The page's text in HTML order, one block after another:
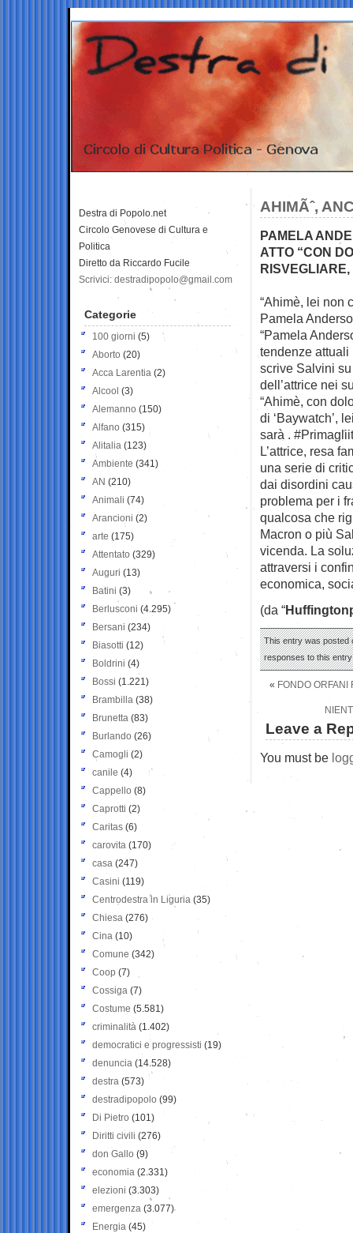
AHIMÃˆ,
PAMELA
ATTO “CON
RISVEGLIARE,
“Ahimè, lei non
Pamela
“Pamela
tendenze attuali
scrive Salvini
dell’attrice nei
“Ahimè, con
di ‘Baywatch’,
sarà .
L’attrice, resa
una serie di
dai disordini
problema per i
qualcosa che
Macron o più
vicenda. La
attraversi i
economica,
(da “
This entry was posted
responses to this
« FONDO ORFANI
Leave a
You must be
Destra di Popolo.net
Circolo Genovese di Cultura e
Politica
Diretto da Riccardo Fucile
Scrivici: destradipopolo@gmail.com
Categorie
100 giorni (5)
Aborto (20)
Acca Larentia (2)
Alcool (3)
Alemanno (150)
Alfano (315)
Alitalia (123)
Ambiente (341)
AN (210)
Animali (74)
Arancioni (2)
arte (175)
Attentato (329)
Auguri (13)
Batini (3)
Berlusconi (4.295)
Bersani (234)
Biasotti (12)
Boldrini (4)
Bossi (1.221)
Brambilla (38)
Brunetta (83)
Burlando (26)
Camogli (2)
canile (4)
Cappello (8)
Caprotti (2)
Caritas (6)
carovita (170)
casa (247)
Casini (119)
Centrodestra in Liguria (35)
Chiesa (276)
Cina (10)
Comune (342)
Coop (7)
Cossiga (7)
Costume (5.581)
criminalità (1.402)
democratici e progressisti (19)
denuncia (14.528)
destra (573)
destradipopolo (99)
Di Pietro (101)
Diritti civili (276)
don Gallo (9)
economia (2.331)
elezioni (3.303)
emergenza (3.077)
Energia (45)